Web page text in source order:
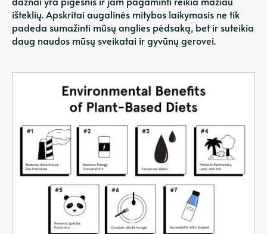
išteklių. Apskritai augalinės mitybos laikymasis ne tik
padeda sumažinti mūsų anglies pėdsaką, bet ir suteikia
daug naudos mūsų sveikatai ir gyvūnų gerovei.